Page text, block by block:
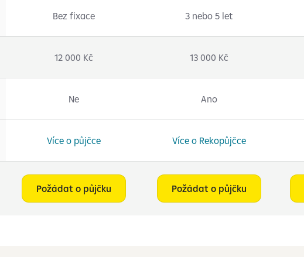
Bez fixace 3 nebo 5 let
12 000 Kč 13 000 Kč
Ne Ano
Více o půjčce Více o Rekopůjčce
Požádat o půjčku Požádat o půjčku